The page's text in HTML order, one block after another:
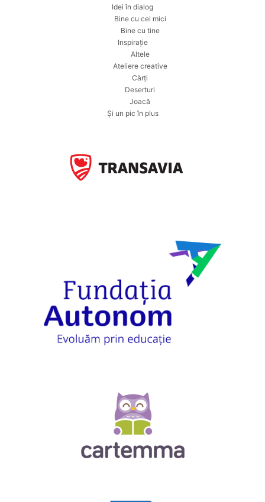
Idei în dialog
Bine cu cei mici
Bine cu tine
Inspirație
Altele
Ateliere creative
Cărți
Deserturi
Joacă
Și un pic în plus